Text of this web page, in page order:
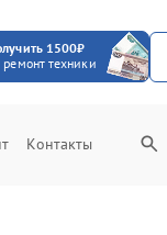
1500₽
ремонт техники
Контакты